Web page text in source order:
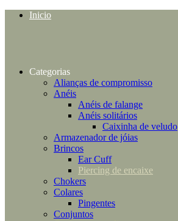
Inicio
Categorias
Alianças de compromisso
Anéis
Anéis de falange
Anéis solitários
Caixinha de veludo
Armazenador de jóias
Brincos
Ear Cuff
Piercing de encaixe
Chokers
Colares
Pingentes
Conjuntos